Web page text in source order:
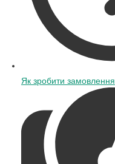
Як зробити замовлення